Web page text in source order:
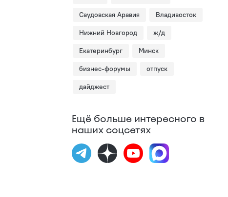
Саудовская Аравия Владивосток
Нижний Новгород ж/д
Екатеринбург Минск
бизнес-форумы отпуск
дайджест
Ещё больше интересного в
наших соцсетях